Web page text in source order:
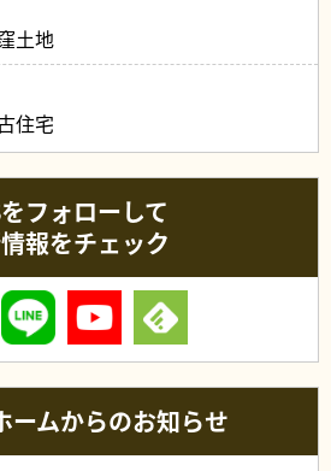
土地
住宅
フォローして
報をチェック
ームからのお知らせ